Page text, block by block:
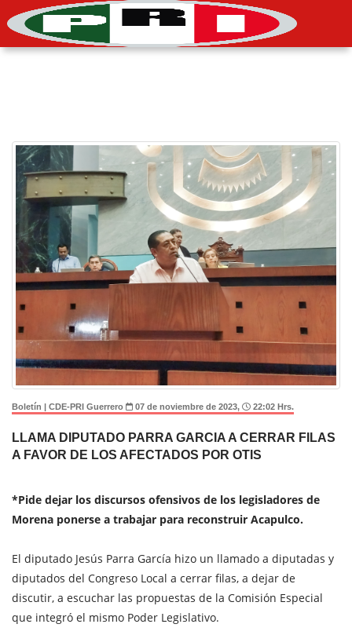
Boletín | CDE-PRI Guerrero 07 de noviembre de 2023, 22:02 Hrs.
LLAMA DIPUTADO PARRA GARCIA A CERRAR FILAS
A FAVOR DE LOS AFECTADOS POR OTIS
*Pide dejar los discursos ofensivos de los legisladores de
Morena ponerse a trabajar para reconstruir Acapulco.
El diputado Jesús Parra García hizo un llamado a diputadas y
diputados del Congreso Local a cerrar filas, a dejar de
discutir, a escuchar las propuestas de la Comisión Especial
que integró el mismo Poder Legislativo.